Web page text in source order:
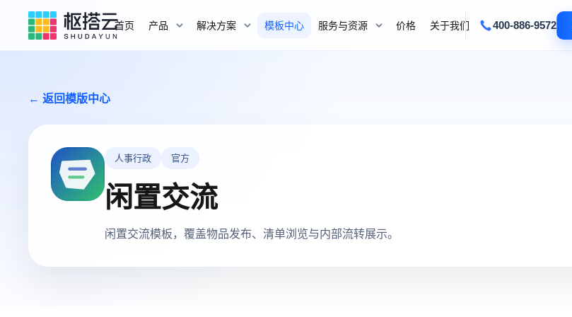
首页 产品 解决方案 模板中心 服务与资源 价格 关于我们 400-886-9572
← 返回模版中心
人事行政 官方
闲置交流
闲置交流模板，覆盖物品发布、清单浏览与内部流转展示。